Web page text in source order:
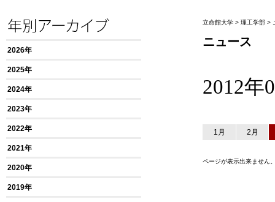
立命館大学 > 理工学部 >
ニュース
2012年
1月 2月
ページが表示出来ません
2026年
2025年
2024年
2023年
2022年
2021年
2020年
2019年